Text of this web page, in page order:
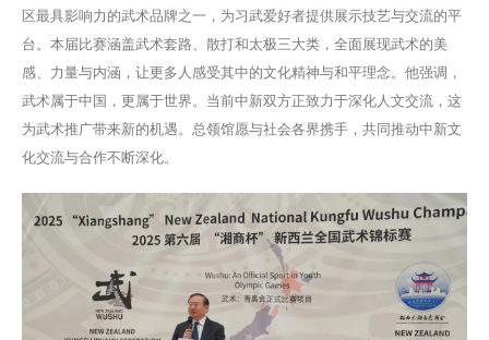
区最具影响力的武术品牌之一，为习武爱好者提供展示技艺与交流的平
台。本届比赛涵盖武术套路、散打和太极三大类，全面展现武术的美
感、力量与内涵，让更多人感受其中的文化精神与和平理念。他强调，
武术属于中国，更属于世界。当前中新双方正致力于深化人文交流，这
为武术推广带来新的机遇。总领馆愿与社会各界携手，共同推动中新文
化交流与合作不断深化。